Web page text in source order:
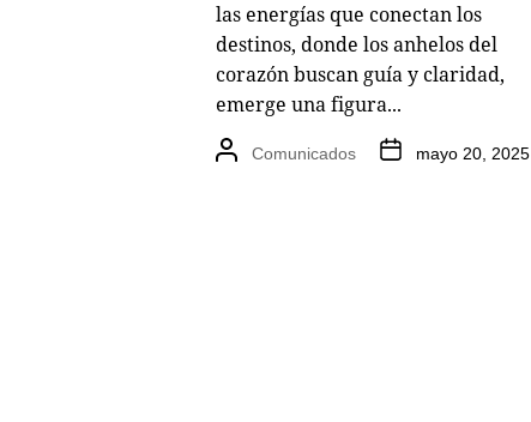
las energías que conectan los
destinos, donde los anhelos del
corazón buscan guía y claridad,
emerge una figura...
Comunicados mayo 20, 2025